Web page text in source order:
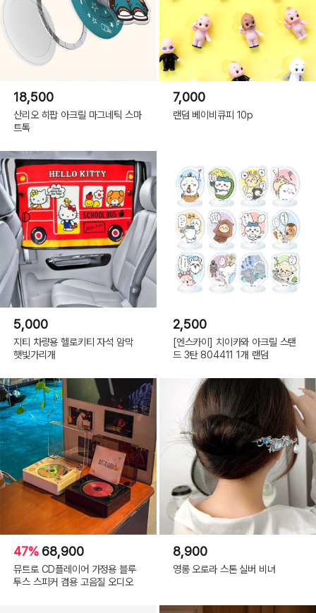
18,500
산리오 히팝 아크릴 마그네틱 스마
트톡
7,000
랜덤 베이비큐피 10p
5,000
지티 차량용 헬로키티 자석 암막
햇빛가리개
2,500
[엔스카이] 치이카와 아크릴 스탠
드 3탄 804411 1개 랜덤
47% 68,900
뮤트로 CD플레이어 가정용 블루
투스 스피커 겸용 고음질 오디오
8,900
영롱 오로라 스톤 실버 비녀